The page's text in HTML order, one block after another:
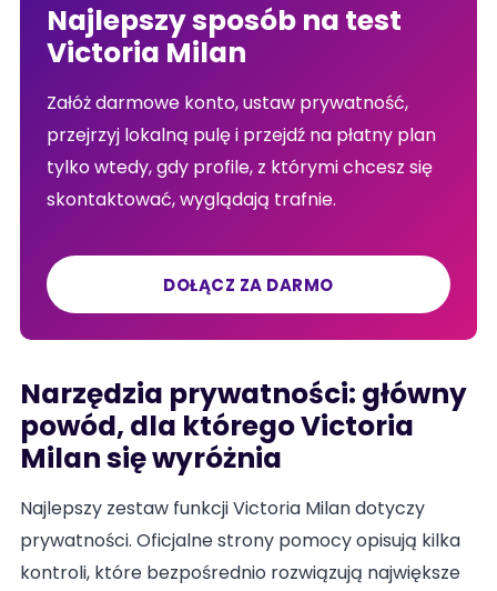
Najlepszy sposób na test
Victoria Milan
Załóż darmowe konto, ustaw prywatność,
przejrzyj lokalną pulę i przejdź na płatny plan
tylko wtedy, gdy profile, z którymi chcesz się
skontaktować, wyglądają trafnie.
DOŁĄCZ ZA DARMO
Narzędzia prywatności: główny
powód, dla którego Victoria
Milan się wyróżnia
Najlepszy zestaw funkcji Victoria Milan dotyczy
prywatności. Oficjalne strony pomocy opisują kilka
kontroli, które bezpośrednio rozwiązują największe